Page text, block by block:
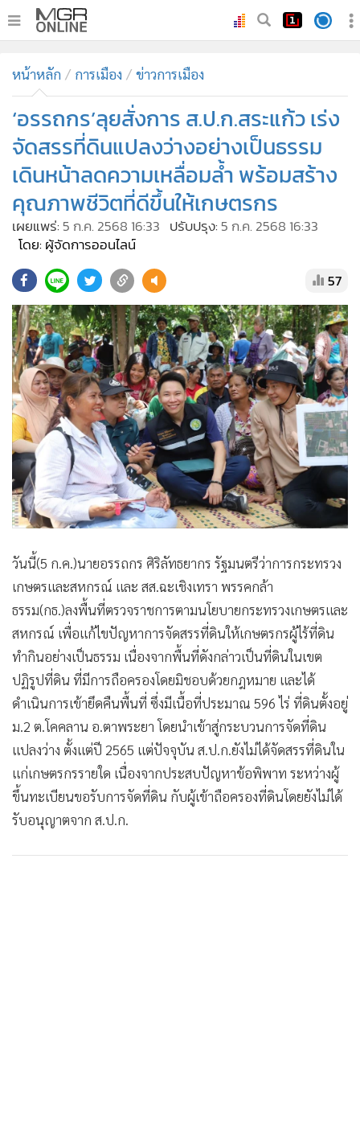
ทันเหตุการณ์
• ภาคใต้
• ภูมิภาค
Online Section
• บันเทิง
• ผู้จัดการรายวัน
• คอลัมนิสต์
• CbizReview
• Cyber BIZ
• ผู้จัดกวน
• Good health & Well-being
• Green Innovation & SD
• Management & HR
• MGR Live
• Infographic
• การเมือง
• ท่องเที่ยว
• ต่างประเทศ
• Special Scoop
• เศรษฐกิจ-ธุรกิจ
• จีน
• ชุมชน-คุณภาพชีวิต
• อาชญากรรม
• Motoring
• เกม
• วิทยาศาสตร์
• SMEs
•
อินโดจีน
• กองทุนรวม
หน้าหลัก การเมือง ข่าวการเมือง
‘อรรถกร’ลุยสั่งการ ส.ป.ก.สระแก้ว เร่ง
จัดสรรที่ดินแปลงว่างอย่างเป็นธรรม
เดินหน้าลดความเหลื่อมล้ำ พร้อมสร้าง
คุณภาพชีวิตที่ดีขึ้นให้เกษตรกร
เผยแพร่:5 ก.ค. 2568 16:33 ปรับปรุง:5 ก.ค. 2568 16:33
โดย: ผู้จัดการออนไลน์
57
วันนี้(5 ก.ค.)นายอรรถกร ศิริลัทธยากร รัฐมนตรีว่าการกระทรวง
เกษตรและสหกรณ์ และ สส.ฉะเชิงเทรา พรรคกล้า
ธรรม(กธ.)ลงพื้นที่ตรวจราชการตามนโยบายกระทรวงเกษตรและ
สหกรณ์ เพื่อแก้ไขปัญหาการจัดสรรที่ดินให้เกษตรกรผู้ไร้ที่ดิน
ทำกินอย่างเป็นธรรม เนื่องจากพื้นที่ดังกล่าวเป็นที่ดินในเขต
ปฏิรูปที่ดิน ที่มีการถือครองโดยมิชอบด้วยกฎหมาย และได้
ดำเนินการเข้ายึดคืนพื้นที่ ซึ่งมีเนื้อที่ประมาณ 596 ไร่ ที่ดินตั้งอยู่
ม.2 ต.โคคลาน อ.ตาพระยา โดยนำเข้าสู่กระบวนการจัดที่ดิน
แปลงว่าง ตั้งแต่ปี 2565 แต่ปัจจุบัน ส.ป.ก.ยังไม่ได้จัดสรรที่ดินใน
แก่เกษตรกรรายใด เนื่องจากประสบปัญหาข้อพิพาท ระหว่างผู้
ขึ้นทะเบียนขอรับการจัดที่ดิน กับผู้เข้าถือครองที่ดินโดยยังไม่ได้
รับอนุญาตจาก ส.ป.ก.